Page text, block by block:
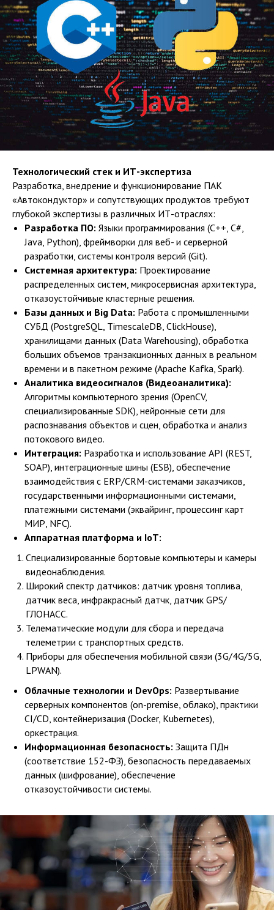
Технологический стек и ИТ-экспертиза
Разработка, внедрение и функционирование ПАК
«Автокондуктор» и сопутствующих продуктов требуют
глубокой экспертизы в различных ИТ-отраслях:
Разработка ПО: Языки программирования (C++, C#,
Java, Python), фреймворки для веб- и серверной
разработки, системы контроля версий (Git).
Системная архитектура: Проектирование
распределенных систем, микросервисная архитектура,
отказоустойчивые кластерные решения.
Базы данных и Big Data: Работа с промышленными
СУБД (PostgreSQL, TimescaleDB, ClickHouse),
хранилищами данных (Data Warehousing), обработка
больших объемов транзакционных данных в реальном
времени и в пакетном режиме (Apache Kafka, Spark).
Аналитика видеосигналов (Видеоаналитика):
Алгоритмы компьютерного зрения (OpenCV,
специализированные SDK), нейронные сети для
распознавания объектов и сцен, обработка и анализ
потокового видео.
Интеграция: Разработка и использование API (REST,
SOAP), интеграционные шины (ESB), обеспечение
взаимодействия с ERP/CRM-системами заказчиков,
государственными информационными системами,
платежными системами (эквайринг, процессинг карт
МИР, NFC).
Аппаратная платформа и IoT:
Специализированные бортовые компьютеры и камеры
видеонаблюдения.
Широкий спектр датчиков: датчик уровня топлива,
датчик веса, инфракрасный датчк, датчик GPS/
ГЛОНАСС.
Телематические модули для сбора и передача
телеметрии с транспортных средств.
Приборы для обеспечения мобильной связи (3G/4G/5G,
LPWAN).
Облачные технологии и DevOps: Развертывание
серверных компонентов (on-premise, облако), практики
CI/CD, контейнеризация (Docker, Kubernetes),
оркестрация.
Информационная безопасность: Защита ПДн
(соответствие 152-ФЗ), безопасность передаваемых
данных (шифрование), обеспечение
отказоустойчивости системы.